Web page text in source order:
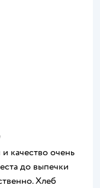
качество очень
до выпечки
Хлеб